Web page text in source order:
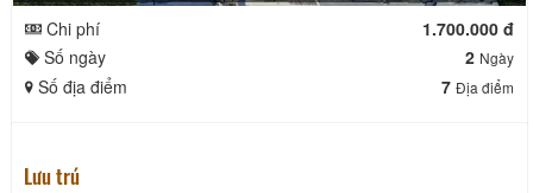
Chi phí
1.700.000 đ
Số ngày
2 Ngày
Số địa điểm 7 Địa điểm
Lưu trú